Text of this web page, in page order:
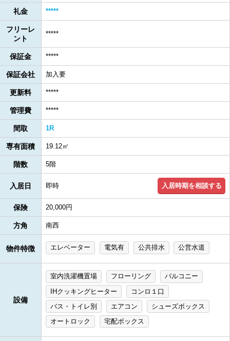
礼金 *****
フリーレ
ント
*****
保証金 *****
保証会社 加入要
更新料 *****
管理費 *****
間取 1R
専有面積 19.12㎡
階数 5階
入居日 即時 入居時期を相談する
保険 20,000円
方角 南西
物件特徴 エレベーター 電気有 公共排水 公営水道
設備
室内洗濯機置場 フローリング
バルコニー
IHクッキングヒーター
コンロ１口
バス・トイレ別
エアコン
シューズボックス
オートロック
宅配ボックス